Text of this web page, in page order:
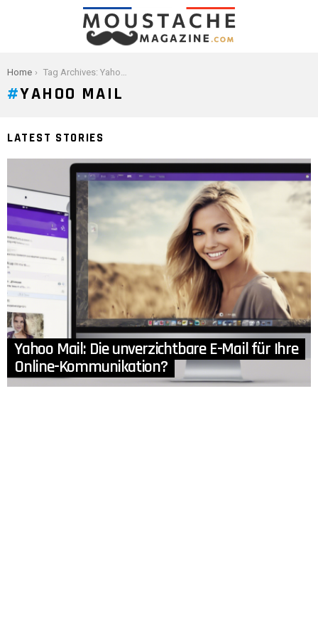
You are here:
Home Tag Archives: Yahoo Mail
YAHOO MAIL
LATEST STORIES
Yahoo Mail: Die unverzichtbare E-Mail für Ihre
Online-Kommunikation?